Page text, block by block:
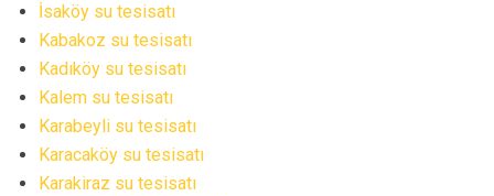
İsaköy su tesisatı
Kabakoz su tesisatı
Kadıköy su tesisatı
Kalem su tesisatı
Karabeyli su tesisatı
Karacaköy su tesisatı
Karakiraz su tesisatı